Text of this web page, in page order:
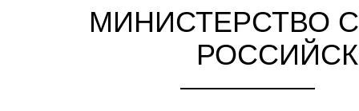
МИНИСТЕРСТВО